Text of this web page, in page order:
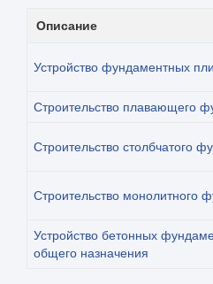
Описание
Устройство фундаментных
Строительство плавающего
Строительство столбчатого
Строительство монолитного
Устройство бетонных
общего назначения